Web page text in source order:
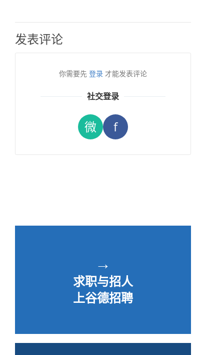
发表评论
你需要先 登录 才能发表评论
社交登录
微 f
→
求职与招人
上谷德招聘